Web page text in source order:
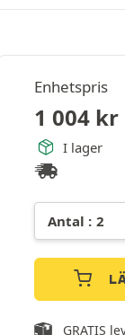
Enhetspris
1 004 kr
I lager
GRATIS